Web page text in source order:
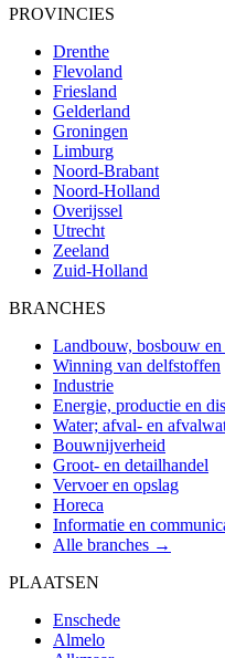
PROVINCIES
Drenthe
Flevoland
Friesland
Gelderland
Groningen
Limburg
Noord-Brabant
Noord-Holland
Overijssel
Utrecht
Zeeland
Zuid-Holland
BRANCHES
Landbouw, bosbouw en
Winning van delfstoffen
Industrie
Energie, productie en
Water; afval- en
Bouwnijverheid
Groot- en detailhandel
Vervoer en opslag
Horeca
Informatie en
Alle branches →
PLAATSEN
Enschede
Almelo